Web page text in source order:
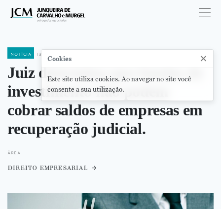
notícia 13 de abril de 2023
Juiz determina que fundos de
investimento não podem
cobrar saldos de empresas em
recuperação judicial.
área
direito empresarial
Cookies ×
Este site utiliza cookies. Ao navegar no site você
consente a sua utilização.